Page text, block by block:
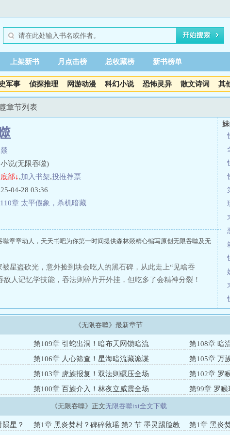
上架新书 月点击榜 总收藏榜 新书榜单
军事 侦探推理 网游动漫 科幻小说 恐怖灵异 散文诗词 其
章节列表
说(无限吞噬)
部↓,加入书架,投推荐票
04-28 03:36
章 太平假象，杀机暗藏
章章动人，天天书吧为你第一时间提供森林燚精心编写原创无限吞噬及无
星盗砍光，意外捡到块会吃人的黑石碑，从此走上“见啥吞
人记忆学技能，吞法则碎片开外挂，但吃多了会精神分裂！
《无限吞噬》最新章节
第109章 引蛇出洞！暗布天网锁暗流
第108章 暗
第106章 人心筛查！星海暗流藏诡谋
第105章 万
第103章 虎族报复！双法则碾压全场
第102章 罗
第100章 百族介入！林夜立威震全场
第99章 罗
《无限吞噬》正文无限吞噬txt全文下载
星？ 第1章 黑炎焚村？碑碎救瑶 第2 节 墨灵踢脸教 第1章 黑炎